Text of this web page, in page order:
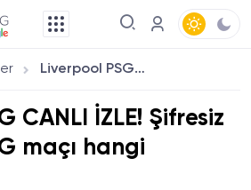
Liverpool PSG CANLI İZLE! Şifresiz Liverpool PSG maçı hangi kanalda?
CANLI İZLE! Şifresiz
maçı hangi